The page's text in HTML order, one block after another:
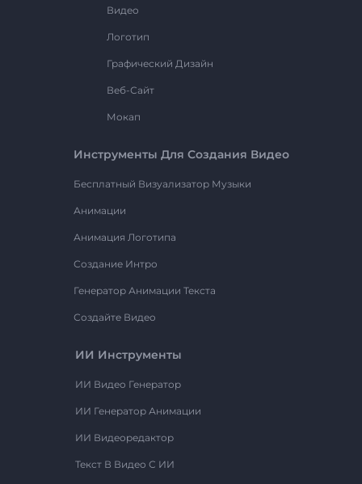
Видео
Логотип
Графический Дизайн
Веб-Сайт
Мокап
Инструменты Для Создания Видео
Бесплатный Визуализатор Музыки
Анимации
Анимация Логотипа
Создание Интро
Генератор Анимации Текста
Создайте Видео
ИИ Инструменты
ИИ Видео Генератор
ИИ Генератор Анимации
ИИ Видеоредактор
Текст В Видео С ИИ